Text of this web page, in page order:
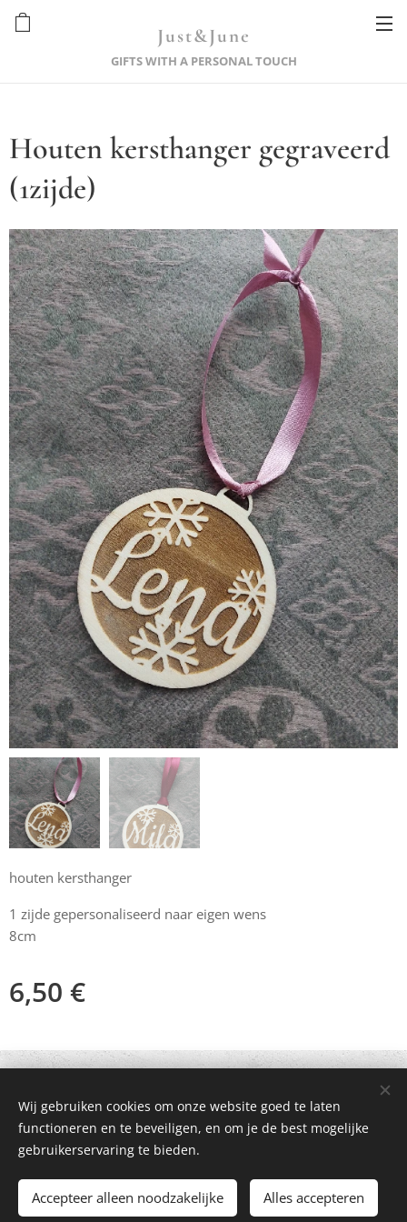
Just&June
GIFTS WITH A PERSONAL TOUCH
Houten kersthanger gegraveerd
(1zijde)
houten kersthanger
1 zijde gepersonaliseerd naar eigen wens
8cm
6,50 €
Toevoegen aan de winkelwagen
Mogelijk gemaakt door
Webnode Cookies
Wij gebruiken cookies om onze website goed te laten
functioneren en te beveiligen, en om je de best mogelijke
gebruikerservaring te bieden.
Accepteer alleen noodzakelijke Alles accepteren